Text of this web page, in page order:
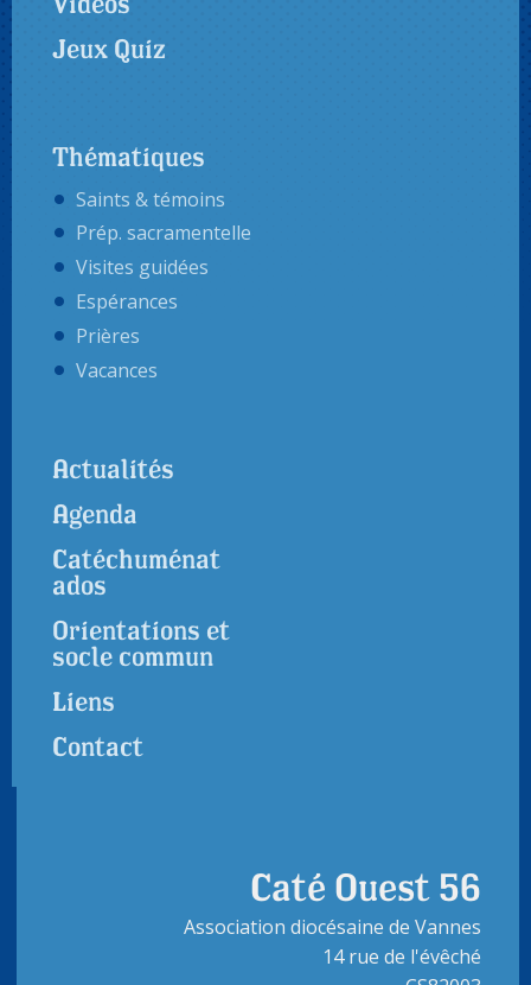
Jeux Quiz
Thématiques
Saints & témoins
Prép. sacramentelle
Visites guidées
Espérances
Prières
Vacances
Actualités
Agenda
Catéchuménat
ados
Orientations et
socle commun
Liens
Contact
Caté Ouest 56
Association diocésaine de Vannes
14 rue de l'évêché